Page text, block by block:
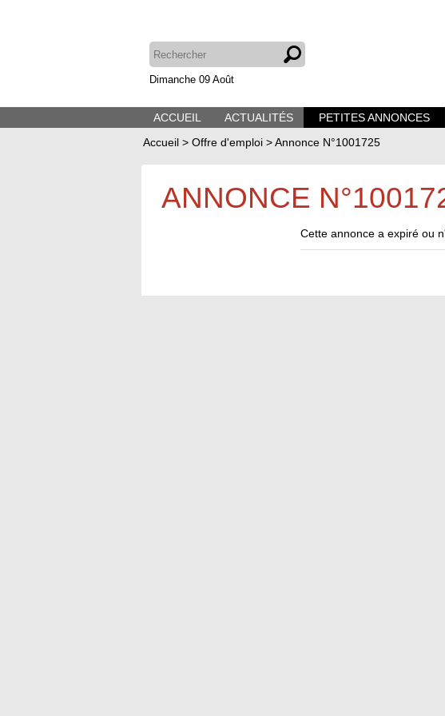
Dimanche 09 Août
ACCUEIL ACTUALITÉS PETITES ANNONCES
Accueil > Offre d'emploi >Annonce N°1001725
ANNONCE
Cette annonce a expiré ou